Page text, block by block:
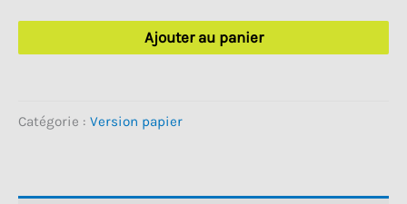
était : est :
quantité
la
Ajouter au panier
Catégorie : Version papier